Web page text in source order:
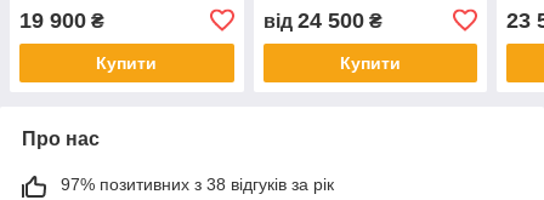
19 900 ₴
Купити
від 24 500₴
Купити
23
Про нас
97% позитивних з 38 відгуків за рік